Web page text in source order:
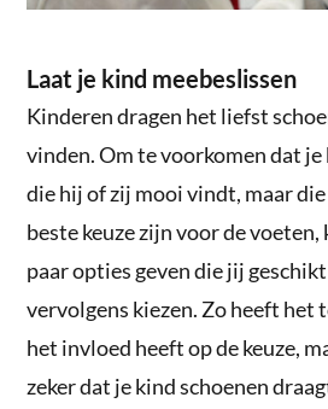
Laat je kind meebeslissen
Kinderen dragen het liefst
vinden. Om te voorkomen dat
die hij of zij mooi vindt, maar
beste keuze zijn voor de voeten,
paar opties geven die jij
vervolgens kiezen. Zo heeft het
het invloed heeft op de keuze,
zeker dat je kind schoenen